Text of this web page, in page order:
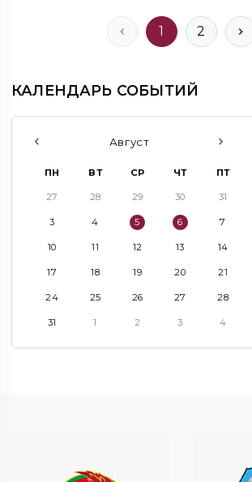
1 2
КАЛЕНДАРЬ СОБЫТИЙ
Август
ПН ВТ СР ЧТ ПТ
27 28 29 30 31
3 4 5 6 7
10 11 12 13 14
17 18 19 20 21
24 25 26 27 28
31 1 2 3 4